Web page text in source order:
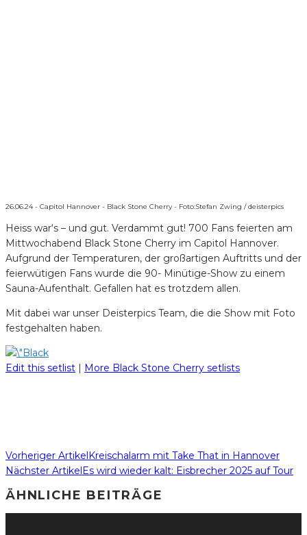
26.06.24 - Capitol Hannover - Black Stone Cherry - Foto:Stefan Zwing / deisterpics
Heiss war‘s – und gut. Verdammt gut! 700 Fans feierten am
Mittwochabend Black Stone Cherry im Capitol Hannover.
Aufgrund der Temperaturen, der großartigen Auftritts und der
feierwütigen Fans wurde die 90- Minütige-Show zu einem
Sauna-Aufenthalt. Gefallen hat es trotzdem allen.
Mit dabei war unser Deisterpics Team, die die Show mit Foto
festgehalten haben.
Edit this setlist | More Black Stone Cherry setlists
Vorheriger ArtikelKreischalarm mit Take That in Hannover
Nächster ArtikelEs wird wieder kalt: Eisbrecher 2025 auf Tour
ÄHNLICHE BEITRÄGE